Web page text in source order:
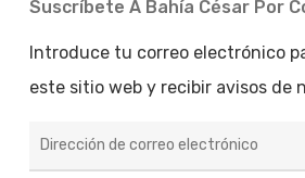
Suscríbete A Bahía César Por
Introduce tu correo electrónico
este sitio web y recibir avisos de
de